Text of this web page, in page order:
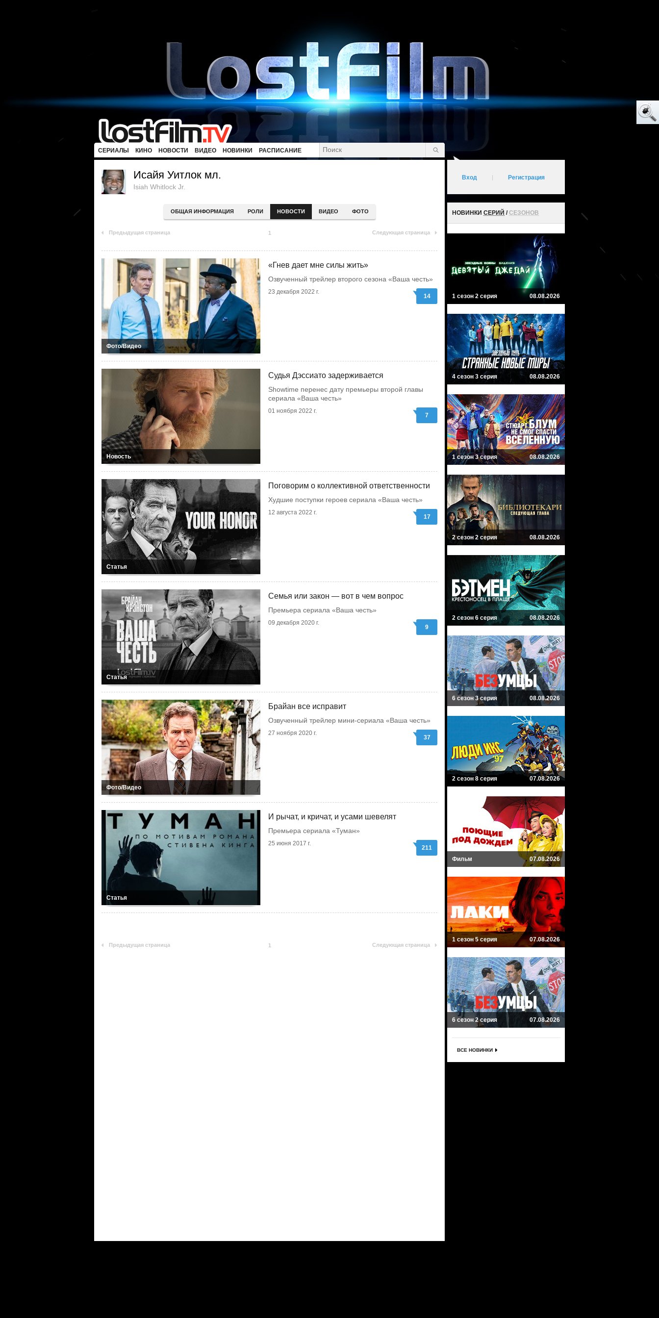
СЕРИАЛЫ КИНО НОВОСТИ ВИДЕО НОВИНКИ РАСПИСАНИЕ
Исайя Уитлок мл.
Isiah Whitlock Jr.
ОБЩАЯ ИНФОРМАЦИЯ РОЛИ НОВОСТИ ВИДЕО ФОТО
Предыдущая страница 1 Следующая страница
Фото/Видео
«Гнев дает мне силы жить»
Озвученный трейлер второго сезона «Ваша честь»
23 декабря 2022 г.
14
Новость
Судья Дэссиато задерживается
Showtime перенес дату премьеры второй главы
сериала «Ваша честь»
01 ноября 2022 г.
7
Статья
Поговорим о коллективной ответственности
Худшие поступки героев сериала «Ваша честь»
12 августа 2022 г.
17
Статья
Семья или закон — вот в чем вопрос
Премьера сериала «Ваша честь»
09 декабря 2020 г.
9
Фото/Видео
Брайан все исправит
Озвученный трейлер мини-сериала «Ваша честь»
27 ноября 2020 г.
37
Статья
И рычат, и кричат, и усами шевелят
Премьера сериала «Туман»
25 июня 2017 г.
211
Предыдущая страница 1 Следующая страница
Вход Регистрация
НОВИНКИ СЕРИЙ /СЕЗОНОВ
1 сезон 2 серия 08.08.2026
4 сезон 3 серия 08.08.2026
1 сезон 3 серия 08.08.2026
2 сезон 2 серия 08.08.2026
2 сезон 6 серия 08.08.2026
6 сезон 3 серия 08.08.2026
2 сезон 8 серия 07.08.2026
Фильм 07.08.2026
1 сезон 5 серия 07.08.2026
6 сезон 2 серия 07.08.2026
ВСЕ НОВИНКИ